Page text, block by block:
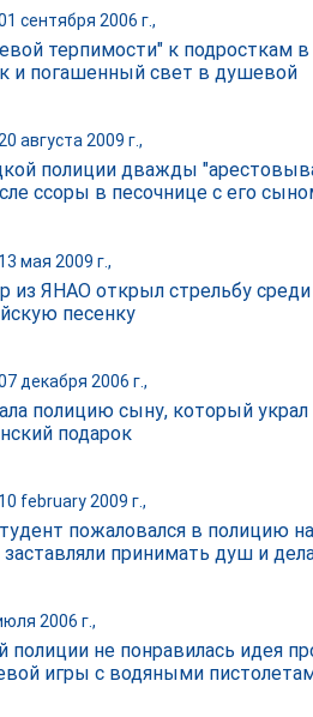
сентября 2006 г.,
терпимости" к подросткам
и погашенный свет в душевой
августа 2009 г.,
полиции дважды
ссоры в песочнице с его
13 мая 2009 г.,
из ЯНАО открыл стрельбу
песенку
декабря 2006 г.,
полицию сыну, который украл
подарок
10 february 2009 г.,
пожаловался в полицию
принимать душ и
2006 г.,
полиции не понравилась идея
игры с водяными